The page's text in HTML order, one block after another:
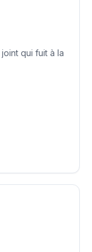
qui fuit à la